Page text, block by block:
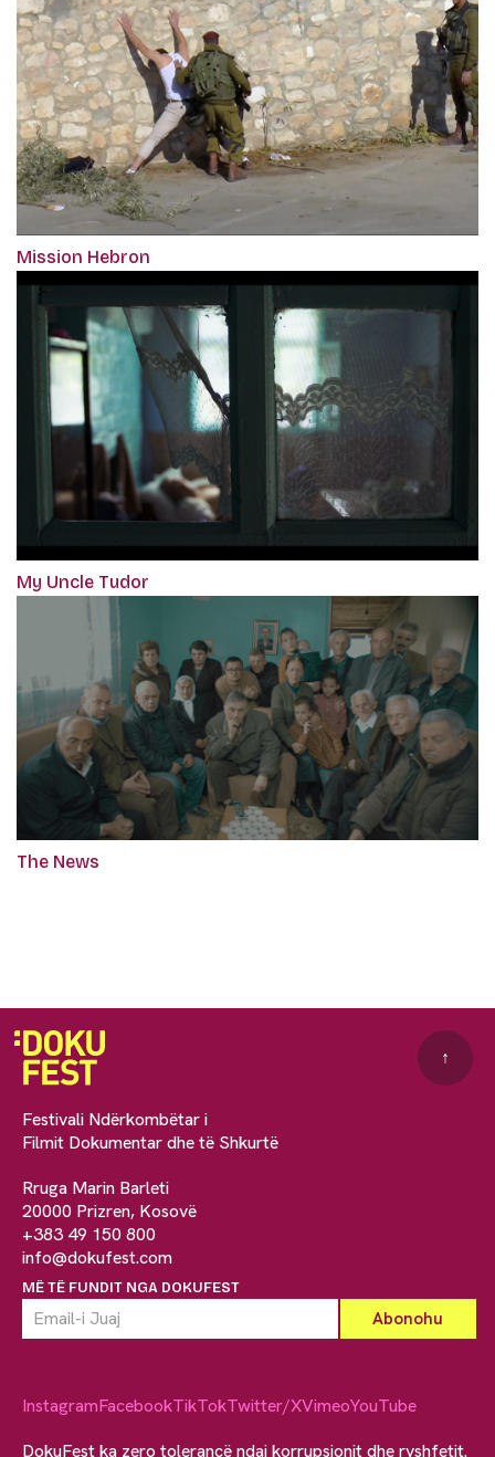
Mission Hebron
My Uncle Tudor
The News
Festivali Ndërkombëtar i
Filmit Dokumentar dhe të Shkurtë
Rruga Marin Barleti
20000 Prizren, Kosovë
+383 49 150 800
info@dokufest.com
MË TË FUNDIT NGA DOKUFEST
↑
InstagramFacebookTikTokTwitter/XVimeoYouTube
DokuFest ka zero tolerancë ndaj korrupsionit dhe ryshfetit.